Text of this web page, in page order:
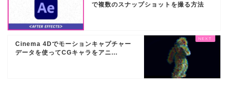
で複数のスナップショットを撮る方法
Cinema 4Dでモーションキャプチャー
データを使ってCGキャラをアニ...